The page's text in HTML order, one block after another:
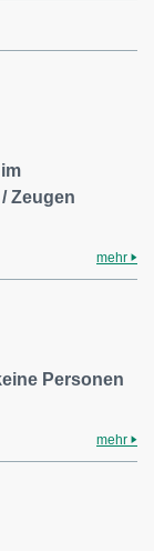
Zeugen
mehr
Personen
mehr